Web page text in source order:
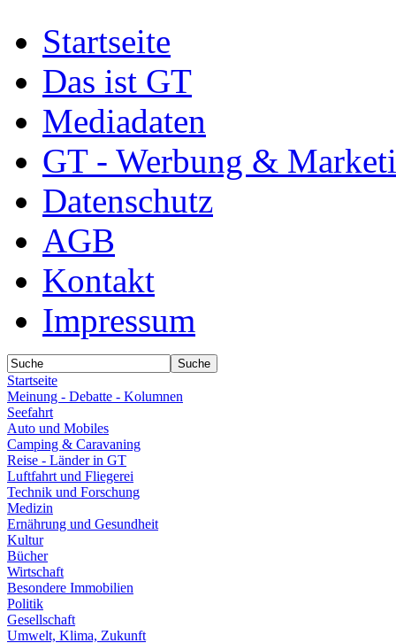
Startseite
Das ist GT
Mediadaten
GT - Werbung &
Datenschutz
AGB
Kontakt
Impressum
Startseite
Meinung - Debatte - Kolumnen
Seefahrt
Auto und Mobiles
Camping & Caravaning
Reise - Länder in GT
Luftfahrt und Fliegerei
Technik und Forschung
Medizin
Ernährung und Gesundheit
Kultur
Bücher
Wirtschaft
Besondere Immobilien
Politik
Gesellschaft
Umwelt, Klima, Zukunft